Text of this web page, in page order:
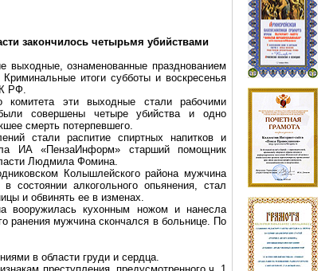
закончилось четырьмя убийствами
выходные, ознаменованные празднованием
итоги субботы и воскресенья
РФ.
комитета эти выходные стали рабочими
совершены четыре убийства и одно
смерть потерпевшего.
стали распитие спиртных напитков и
ИА «ПензаИнформ» старший помощник
Людмила Фомина.
Колышлейского района мужчина
состоянии алкогольного опьянения, стал
и обвинять ее в изменах.
вооружилась кухонным ножом и нанесла
ранения мужчина скончался в больнице. По
в области груди и сердца.